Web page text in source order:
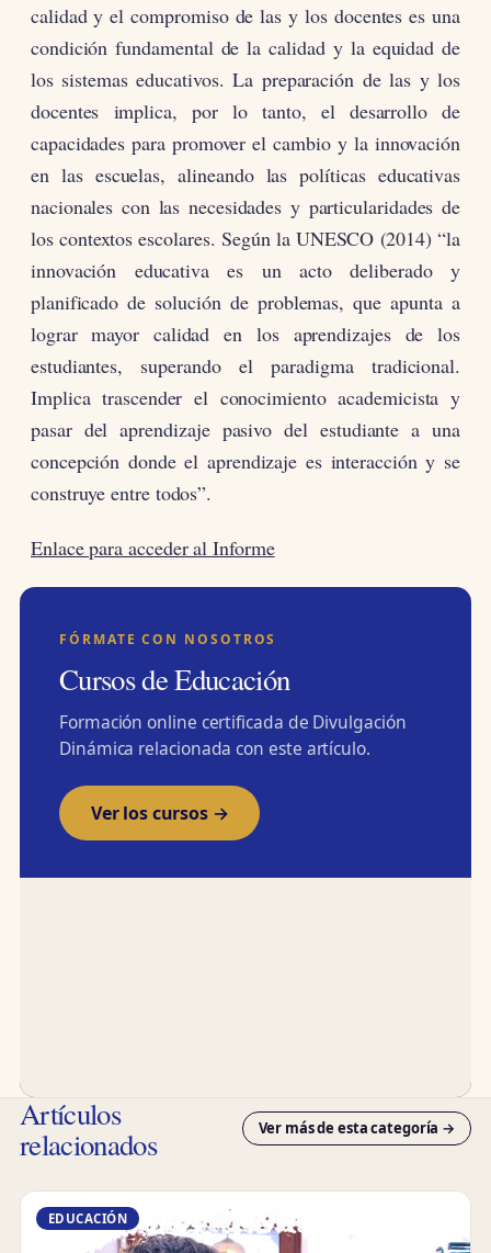
calidad y el compromiso de las y los docentes es una
condición fundamental de la calidad y la equidad de
los sistemas educativos. La preparación de las y los
docentes implica, por lo tanto, el desarrollo de
capacidades para promover el cambio y la innovación
en las escuelas, alineando las políticas educativas
nacionales con las necesidades y particularidades de
los contextos escolares. Según la UNESCO (2014) “la
innovación educativa es un acto deliberado y
planificado de solución de problemas, que apunta a
lograr mayor calidad en los aprendizajes de los
estudiantes, superando el paradigma tradicional.
Implica trascender el conocimiento academicista y
pasar del aprendizaje pasivo del estudiante a una
concepción donde el aprendizaje es interacción y se
construye entre todos”.
Enlace para acceder al Informe
FÓRMATE CON NOSOTROS
Cursos de Educación
Formación online certificada de Divulgación
Dinámica relacionada con este artículo.
Ver los cursos →
Artículos
relacionados Ver más de esta categoría →
EDUCACIÓN